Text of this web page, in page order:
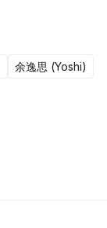
余逸思 (Yoshi)